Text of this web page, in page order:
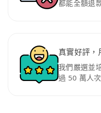
都能全額退
真實好評，
我們嚴選並
過 50 萬人